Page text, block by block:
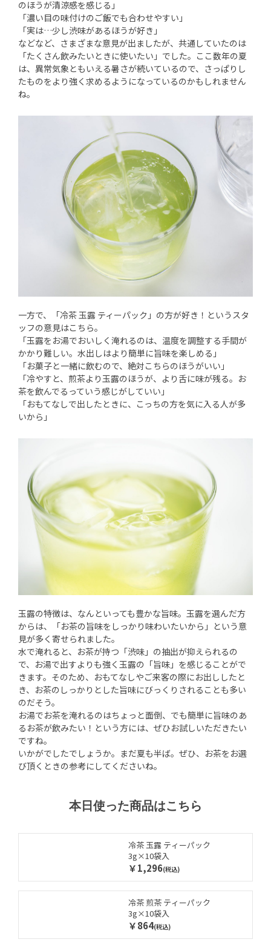
のほうが清涼感を感じる」
「濃い目の味付けのご飯でも合わせやすい」
「実は…少し渋味があるほうが好き」
などなど、さまざまな意見が出ましたが、共通していたのは
「たくさん飲みたいときに使いたい」でした。ここ数年の夏
は、異常気象ともいえる暑さが続いているので、さっぱりし
たものをより強く求めるようになっているのかもしれません
ね。
一方で、「冷茶 玉露 ティーパック」の方が好き！というスタ
ッフの意見はこちら。
「玉露をお湯でおいしく淹れるのは、温度を調整する手間が
かかり難しい。水出しはより簡単に旨味を楽しめる」
「お菓子と一緒に飲むので、絶対こちらのほうがいい」
「冷やすと、煎茶より玉露のほうが、より舌に味が残る。お
茶を飲んでるっていう感じがしていい」
「おもてなしで出したときに、こっちの方を気に入る人が多
いから」
玉露の特徴は、なんといっても豊かな旨味。玉露を選んだ方
からは、「お茶の旨味をしっかり味わいたいから」という意
見が多く寄せられました。
水で淹れると、お茶が持つ「渋味」の抽出が抑えられるの
で、お湯で出すよりも強く玉露の「旨味」を感じることがで
きます。そのため、おもてなしやご来客の際にお出ししたと
き、お茶のしっかりとした旨味にびっくりされることも多い
のだそう。
お湯でお茶を淹れるのはちょっと面倒、でも簡単に旨味のあ
るお茶が飲みたい！という方には、ぜひお試しいただきたい
ですね。
いかがでしたでしょうか。まだ夏も半ば。ぜひ、お茶をお選
び頂くときの参考にしてくださいね。
本日使った商品はこちら
冷茶 玉露 ティーパック
3g×10袋入
￥1,296(税込)
冷茶 煎茶 ティーパック
3g×10袋入
￥864(税込)